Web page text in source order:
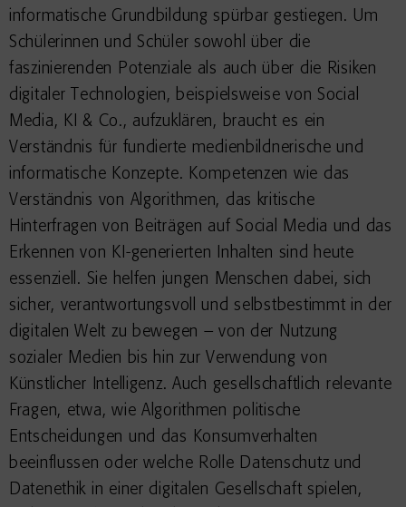
informatische Grundbildung spürbar gestiegen. Um
Schülerinnen und Schüler sowohl über die
faszinierenden Potenziale als auch über die Risiken
digitaler Technologien, beispielsweise von Social
Media, KI & Co., aufzuklären, braucht es ein
Verständnis für fundierte medienbildnerische und
informatische Konzepte. Kompetenzen wie das
Verständnis von Algorithmen, das kritische
Hinterfragen von Beiträgen auf Social Media und das
Erkennen von KI-generierten Inhalten sind heute
essenziell. Sie helfen jungen Menschen dabei, sich
sicher, verantwortungsvoll und selbstbestimmt in der
digitalen Welt zu bewegen – von der Nutzung
sozialer Medien bis hin zur Verwendung von
Künstlicher Intelligenz. Auch gesellschaftlich relevante
Fragen, etwa, wie Algorithmen politische
Entscheidungen und das Konsumverhalten
beeinflussen oder welche Rolle Datenschutz und
Datenethik in einer digitalen Gesellschaft spielen,